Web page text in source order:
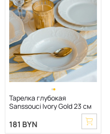
Тарелка глубокая
Sanssouci Ivory Gold 23 см
181 BYN